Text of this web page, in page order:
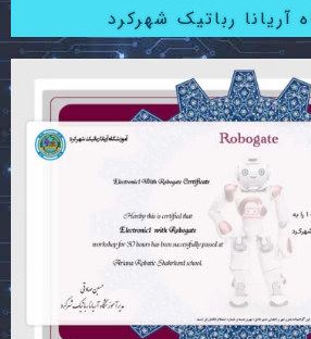
آریانا رباتیک شهرکرد